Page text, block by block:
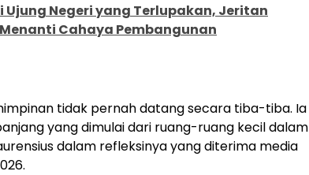
Ujung Negeri yang Terlupakan, Jeritan
Cahaya Pembangunan
tidak pernah datang secara tiba-tiba. Ia
yang dimulai dari ruang-ruang kecil dalam
dalam refleksinya yang diterima media